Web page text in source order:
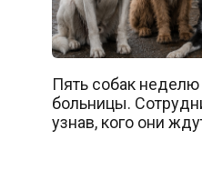
Пять собак
больницы.
узнав, кого они